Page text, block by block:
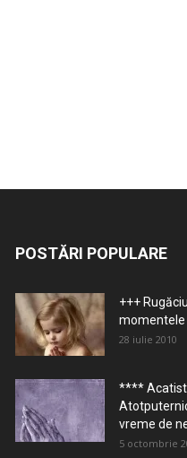
POSTĂRI POPULARE
+++
momentele
28 iulie 2010
****
vreme de
5 octombrie